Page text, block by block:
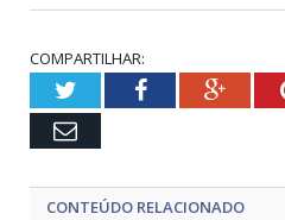
COMPARTILHAR:
TwitterFacebook
Email
CONTEÚDO RELACIONADO